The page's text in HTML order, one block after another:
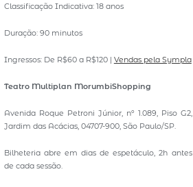
Classificação Indicativa: 18 anos
Duração: 90 minutos
Ingressos: De R$60 a R$120 | Vendas pela Sympla
Teatro Multiplan MorumbiShopping
Avenida Roque Petroni Júnior, nº 1.089, Piso G2,
Jardim das Acácias, 04707-900, São Paulo/SP.
Bilheteria abre em dias de espetáculo, 2h antes
de cada sessão.